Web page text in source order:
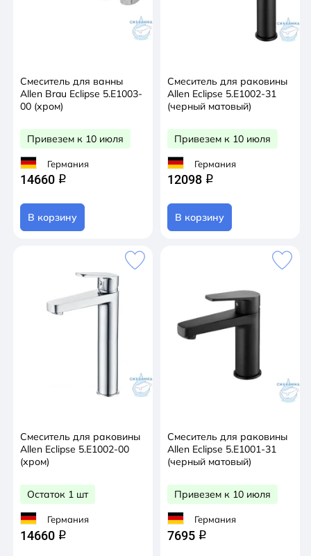
Смеситель для ванны
Allen Brau Eclipse 5.E1003-
00 (хром)
Привезем к 10 июля
Германия
14660 q
В корзину
Смеситель для раковины
Allen Eclipse 5.E1002-31
(черный матовый)
Привезем к 10 июля
Германия
12098 q
В корзину
Смеситель для раковины
Allen Eclipse 5.E1002-00
(хром)
Остаток 1 шт
Германия
14660 q
Смеситель для раковины
Allen Eclipse 5.E1001-31
(черный матовый)
Привезем к 10 июля
Германия
7695 q